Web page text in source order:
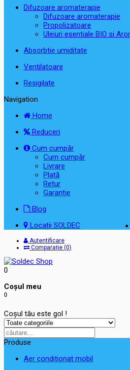
Difuzoare aromaterapie
Difuzoare aromaterapie
Propolizatoare
Uleiuri esentiale BIO si
Absorbtie umiditate
Ventilatoare
Resigilate
Navigation
Home
Reduceri
Cum cumpăr
Cum cumpăr
Livrare
Plată
Retur
Garanție
Blog
Locații SOLDEC
Autentificare
Comparație (0)
0
Coşul meu
0
Coșul tău este gol !
Produse
Aer conditionat mobil